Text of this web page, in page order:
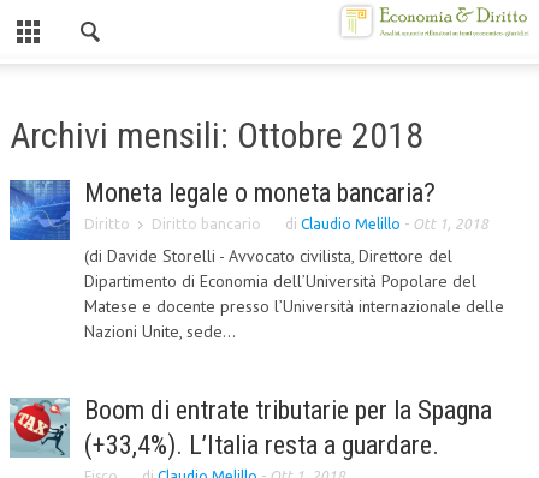
CHI SIAMO
MISSION
CONTATTI
CENTRO STUDI
ORGANIZZAZIONE
OBIETTIVI
Archivi mensili: Ottobre 2018
Moneta legale o moneta bancaria?
Diritto Diritto bancario di Claudio Melillo - Ott 1, 2018
(di Davide Storelli - Avvocato civilista, Direttore del
Dipartimento di Economia dell’Università Popolare del
Matese e docente presso l’Università internazionale delle
Nazioni Unite, sede...
Boom di entrate tributarie per la Spagna
(+33,4%). L’Italia resta a guardare.